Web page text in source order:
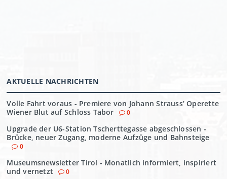
AKTUELLE NACHRICHTEN
Volle Fahrt voraus - Premiere von Johann Strauss’ Operette
Wiener Blut auf Schloss Tabor
0
Upgrade der U6-Station Tscherttegasse abgeschlossen -
Brücke, neuer Zugang, moderne Aufzüge und Bahnsteige
0
Museumsnewsletter Tirol - Monatlich informiert, inspiriert
und vernetzt
0